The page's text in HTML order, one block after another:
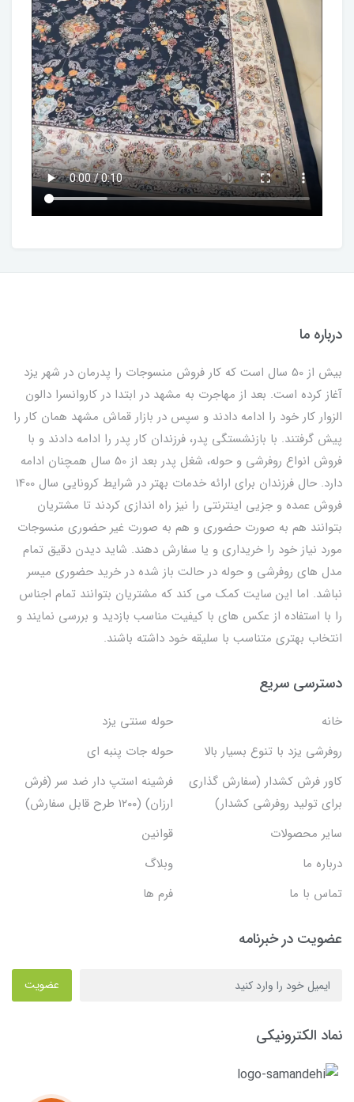
درباره ما
بیش از 50 سال است که کار فروش منسوجات را پدرمان در شهر یزد
آغاز کرده است. بعد از مهاجرت به مشهد در ابتدا در کاروانسرا دالون
الزوار کار خود را ادامه دادند و سپس در بازار قماش مشهد همان کار را
پیش گرفتند. با بازنشستگی پدر، فرزندان کار پدر را ادامه دادند و با
فروش انواع روفرشی و حوله، شغل پدر بعد از 50 سال همچنان ادامه
دارد. حال فرزندان برای ارائه خدمات بهتر در شرایط کرونایی سال 1400
فروش عمده و جزیی اینترنتی را نیز راه اندازی کردند تا مشتریان
بتوانند هم به صورت حضوری و هم به صورت غیر حضوری منسوجات
مورد نیاز خود را خریداری و یا سفارش دهند. شاید دیدن دقیق تمام
مدل های روفرشی و حوله در حالت باز شده در خرید حضوری میسر
نباشد. اما این سایت کمک می کند که مشتریان بتوانند تمام اجناس
را با استفاده از عکس های با کیفیت مناسب بازدید و بررسی نمایند و
انتخاب بهتری متناسب با سلیقه خود داشته باشند.
دسترسی سریع
خانه
حوله سنتی یزد
روفرشی یزد با تنوع بسیار بالا
حوله جات پنبه ای
کاور فرش کشدار (سفارش گذاری
برای تولید روفرشی کشدار)
فرشینه استپ دار ضد سر (فرش
ارزان) (۱۲۰۰ طرح قابل سفارش)
سایر محصولات
قوانین
درباره ما
وبلاگ
تماس با ما
فرم ها
عضویت در خبرنامه
عضویت
نماد الکترونیکی